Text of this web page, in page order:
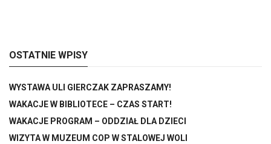
OSTATNIE WPISY
WYSTAWA ULI GIERCZAK ZAPRASZAMY!
WAKACJE W BIBLIOTECE – CZAS START!
WAKACJE PROGRAM – ODDZIAŁ DLA DZIECI
WIZYTA W MUZEUM COP W STALOWEJ WOLI